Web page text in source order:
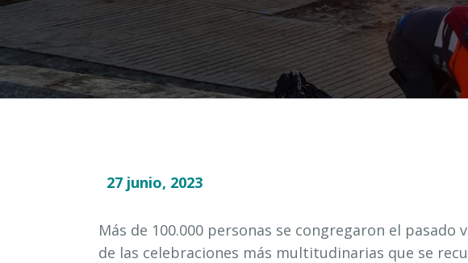
27 junio, 2023
Más de 100.000 personas se congregaron el pasado
de las celebraciones más multitudinarias que se